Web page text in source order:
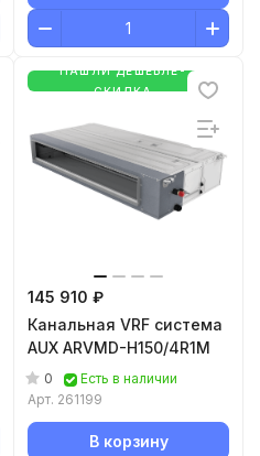
НАШЛИ ДЕШЕВЛЕ-
СКИДКА
145 910 ₽
Канальная VRF система
AUX ARVMD-H150/4R1M
0
Есть в наличии
Арт. 261199
В корзину